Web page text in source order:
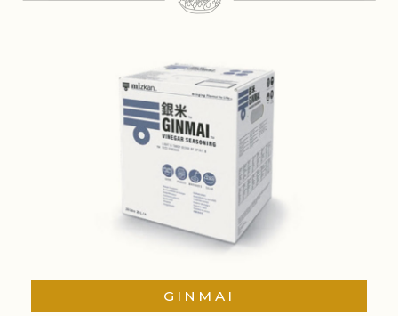
GINMAI